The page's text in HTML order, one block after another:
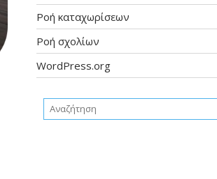
Ροή καταχωρίσεων
Ροή σχολίων
WordPress.org